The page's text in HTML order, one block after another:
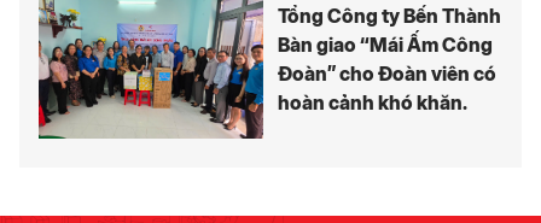
Tổng Công ty Bến Thành
Bàn giao “Mái Ấm Công
Đoàn” cho Đoàn viên có
hoàn cảnh khó khăn.